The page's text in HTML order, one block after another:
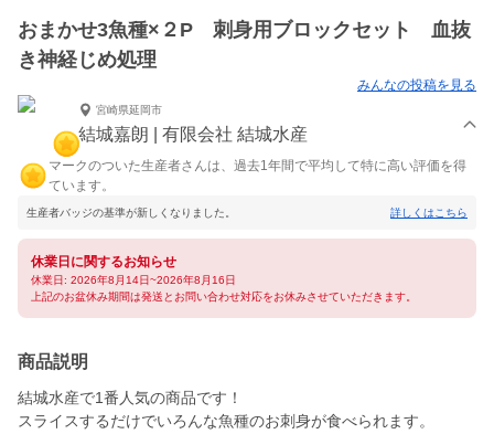
おまかせ3魚種×２P 刺身用ブロックセット 血抜
き神経じめ処理
みんなの投稿を見る
宮崎県延岡市
結城嘉朗 | 有限会社 結城水産
マークのついた生産者さんは、過去1年間で平均して特に高い評価を得
ています。
生産者バッジの基準が新しくなりました。 詳しくはこちら
休業日に関するお知らせ
休業日: 2026年8月14日~2026年8月16日
上記のお盆休み期間は発送とお問い合わせ対応をお休みさせていただきます。
商品説明
結城水産で1番人気の商品です！
スライスするだけでいろんな魚種のお刺身が食べられます。